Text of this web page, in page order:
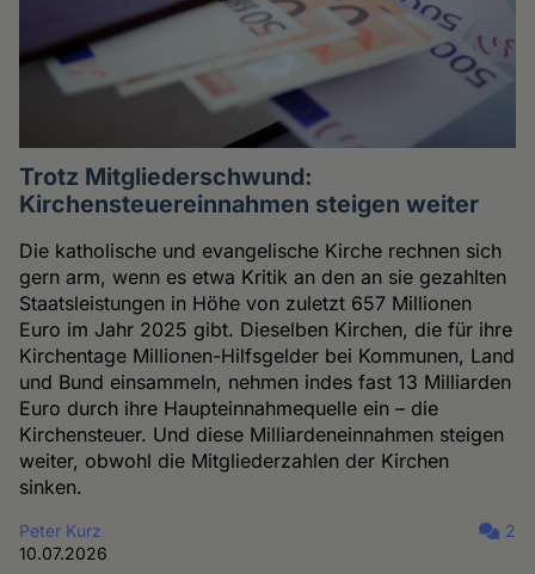
Trotz Mitgliederschwund:
Kirchensteuereinnahmen steigen weiter
Die katholische und evangelische Kirche rechnen sich
gern arm, wenn es etwa Kritik an den an sie gezahlten
Staatsleistungen in Höhe von zuletzt 657 Millionen
Euro im Jahr 2025 gibt. Dieselben Kirchen, die für ihre
Kirchentage Millionen-Hilfsgelder bei Kommunen, Land
und Bund einsammeln, nehmen indes fast 13 Milliarden
Euro durch ihre Haupteinnahmequelle ein – die
Kirchensteuer. Und diese Milliardeneinnahmen steigen
weiter, obwohl die Mitgliederzahlen der Kirchen
sinken.
Peter Kurz
10.07.2026
2